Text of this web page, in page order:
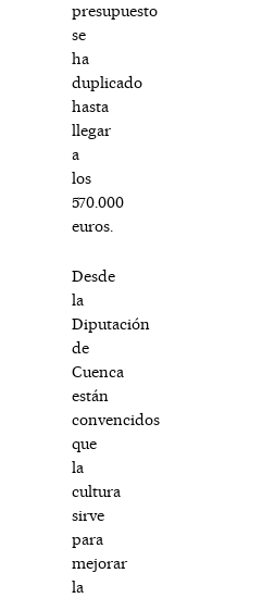
presupuesto
se
ha
duplicado
hasta
llegar
a
los
570.000
euros.
Desde
la
Diputación
de
Cuenca
están
convencidos
que
la
cultura
sirve
para
mejorar
la